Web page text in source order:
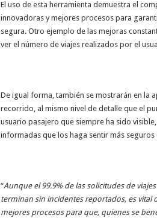
El uso de esta herramienta demuestra el
innovadoras y mejores procesos para
segura. Otro ejemplo de las mejoras
ver el número de viajes realizados por el
De igual forma, también se mostrarán en la
recorrido, al mismo nivel de detalle que el
usuario pasajero que siempre ha sido
informadas que los haga sentir más
“Aunque el 99.9% de las solicitudes de
terminan sin incidentes reportados, es
mejores procesos para que, quienes se